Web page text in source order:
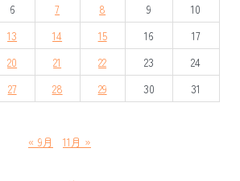
6 7 8 9
10
13 14 15 16
17
20 21 22 23
24
27 28 29 30 31
« 9月 11月 »